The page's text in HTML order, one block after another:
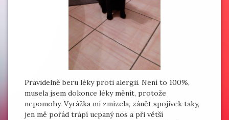
Pravidelně beru léky proti alergii. Není to 100%,
musela jsem dokonce léky měnit, protože
nepomohy. Vyrážka mi zmizela, zánět spojivek taky,
jen mě pořád trápí ucpaný nos a při větší